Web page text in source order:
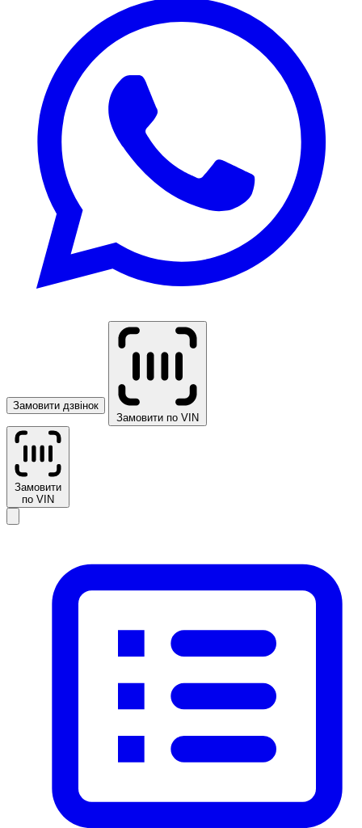
Замовити дзвінок
Замовити по VIN
Замовити
по VIN